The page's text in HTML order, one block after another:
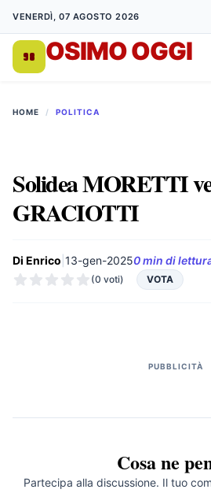
VENERDÌ, 07 AGOSTO 2026
OSIMO OGGI
HOME / POLITICA
Solidea MORETTI
GRACIOTTI
Di Enrico 13-gen-20250 min di
(0 voti) VOTA
PUBBLICITÀ
Cosa ne
Partecipa alla discussione. Il tuo